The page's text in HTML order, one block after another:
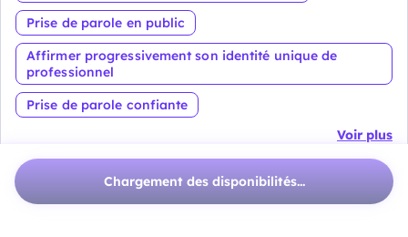
Prise de parole en public
Affirmer progressivement son identité unique de
professionnel
Prise de parole confiante
Voir plus
À propos
J’accompagne celles et ceux pour quila prise de
Chargement des disponibilités...